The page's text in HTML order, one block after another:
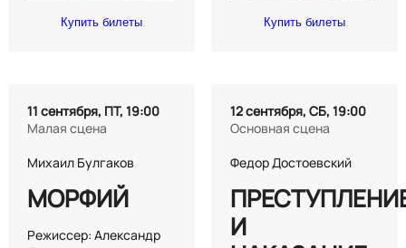
Купить билеты Купить билеты
11 сентября, ПТ, 19:00
Малая сцена
Михаил Булгаков
МОРФИЙ
Режиссер: Александр
12 сентября, СБ, 19:00
Основная сцена
Федор Достоевский
И